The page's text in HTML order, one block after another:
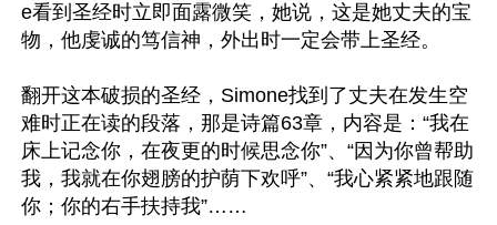
e看到圣经时立即面露微笑，她说，这是她丈夫的宝
物，他虔诚的笃信神，外出时一定会带上圣经。
翻开这本破损的圣经，Simone找到了丈夫在发生空
难时正在读的段落，那是诗篇63章，内容是：“我在
床上记念你，在夜更的时候思念你”、“因为你曾帮助
我，我就在你翅膀的护荫下欢呼”、“我心紧紧地跟随
你；你的右手扶持我”……